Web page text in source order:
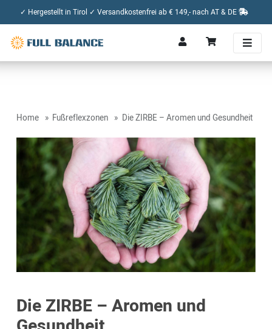
✓ Hergestellt in Tirol ✓ Versandkostenfrei ab € 149,- nach AT & DE
Home Fußreflexzonen Die ZIRBE – Aromen und Gesundheit
Die ZIRBE – Aromen und